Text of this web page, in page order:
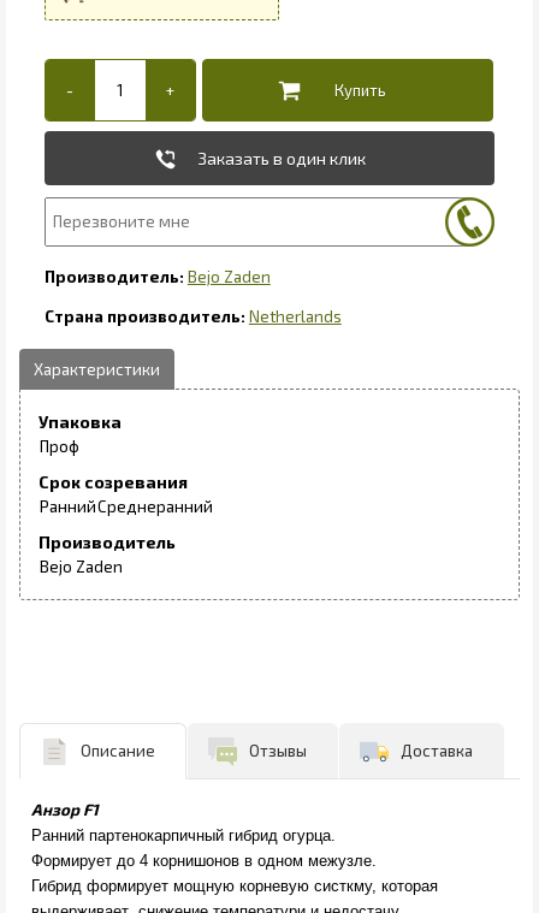
Заказать в один клик
Bejo Zaden
Netherlands
Упаковка
Проф
Срок созревания
РаннийСреднеранний
Производитель
Bejo Zaden
Описание Отзывы Доставка
Анзор F1
Ранний партенокарпичный гибрид огурца.
Формирует до 4 корнишонов в одном межузле.
Гибрид формирует мощную корневую систкму, которая